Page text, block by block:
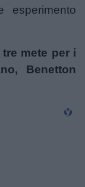
esperimento
mete per i
Benetton